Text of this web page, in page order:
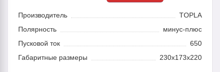
Производитель
TOPLA
Полярность
минус-плюс
Пусковой ток
650
Габаритные размеры
230x173x220